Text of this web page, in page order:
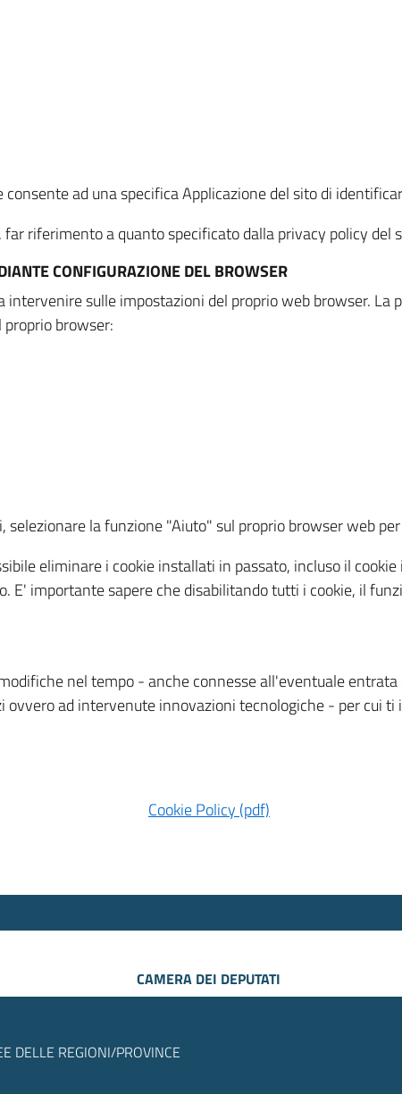
ad una specifica Applicazione del sito di
riferimento a quanto specificato dalla privacy policy del
CONFIGURAZIONE DEL BROWSER
sulle impostazioni del proprio web browser. La
browser:
la funzione "Aiuto" sul proprio browser web
eliminare i cookie installati in passato, incluso il
E' importante sapere che disabilitando tutti i cookie, il
nel tempo - anche connesse all'eventuale
ad intervenute innovazioni tecnologiche - per cui
Cookie Policy (pdf)
CAMERA DEI DEPUTATI
DELLE REGIONI/PROVINCE